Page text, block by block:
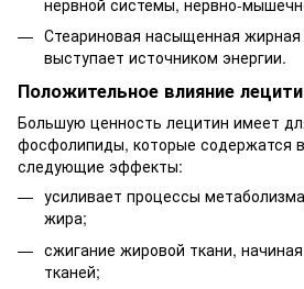
Стеариновая насыщенная жирная
выступает источником энергии.
Положительное влияние
Большую ценность лецитин имеет
фосфолипиды, которые содержатся
следующие эффекты:
усиливает процессы
жира;
сжигание жировой ткани,
тканей;